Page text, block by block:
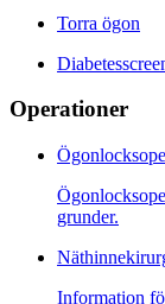
Torra ögon
Operationer
grunder.
Information